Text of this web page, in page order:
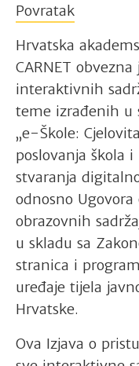
Povratak
Hrvatska
CARNET
interaktivnih
teme izrađenih u
„e-Škole:
poslovanja škola
stvaranja
odnosno
obrazovnih
u skladu sa
stranica i
uređaje tijela
Hrvatske.
Ova Izjava o